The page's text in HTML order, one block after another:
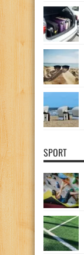
SPORT